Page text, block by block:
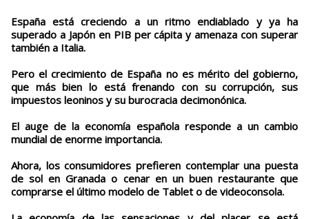
España está creciendo a un ritmo endiablado y ya ha
superado a Japón en PIB per cápita y amenaza con superar
también a Italia.
Pero el crecimiento de España no es mérito del gobierno,
que más bien lo está frenando con su corrupción, sus
impuestos leoninos y su burocracia decimonónica.
El auge de la economía española responde a un cambio
mundial de enorme importancia.
Ahora, los consumidores prefieren contemplar una puesta
de sol en Granada o cenar en un buen restaurante que
comprarse el último modelo de Tablet o de videoconsola.